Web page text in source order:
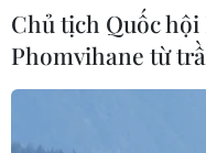
Dắt chó đi dạo
định, bị phạt đến 2
Chủ tịch Quốc
Phomvihane từ